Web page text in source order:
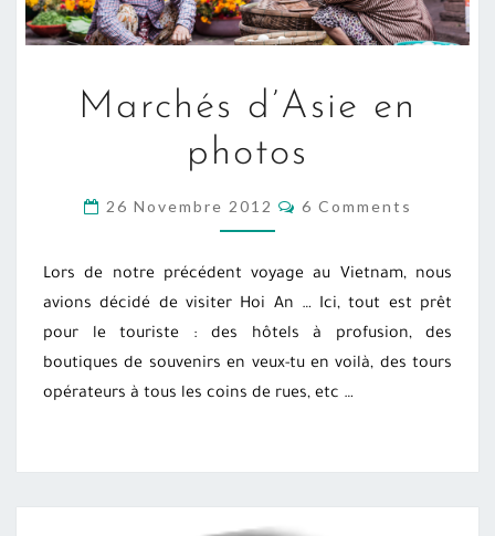
D’ASIE
PHOTOS
Marchés d’Asie en
photos
26 Novembre 2012 COMMENTS
6 Comments
Lors de notre précédent voyage au Vietnam, nous
avions décidé de visiter Hoi An … Ici, tout est prêt
pour le touriste : des hôtels à profusion, des
boutiques de souvenirs en veux-tu en voilà, des tours
opérateurs à tous les coins de rues, etc …